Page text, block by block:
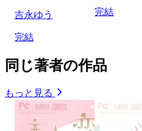
吉永ゆう
完結
完結
同じ著者の作品
もっと見る